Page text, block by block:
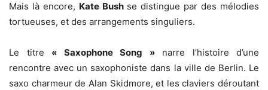
Mais là encore, Kate Bushse distingue par des mélodies
tortueuses, et des arrangements singuliers.
Le titre « Saxophone Song »narre l’histoire d’une
rencontre avec un saxophoniste dans la ville de Berlin. Le
saxo charmeur de Alan Skidmore, et les claviers déroutant